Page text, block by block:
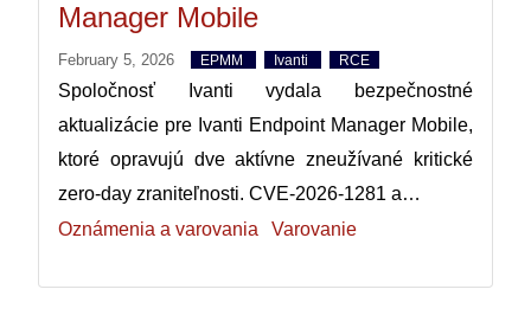
Manager Mobile
February 5, 2026 EPMM Ivanti RCE
Spoločnosť Ivanti vydala bezpečnostné
aktualizácie pre Ivanti Endpoint Manager Mobile,
ktoré opravujú dve aktívne zneužívané kritické
zero-day zraniteľnosti. CVE-2026-1281 a…
Oznámenia a varovania
Varovanie